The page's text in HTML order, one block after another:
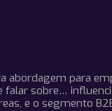
abordagem para
falar sobre…
e o segmento